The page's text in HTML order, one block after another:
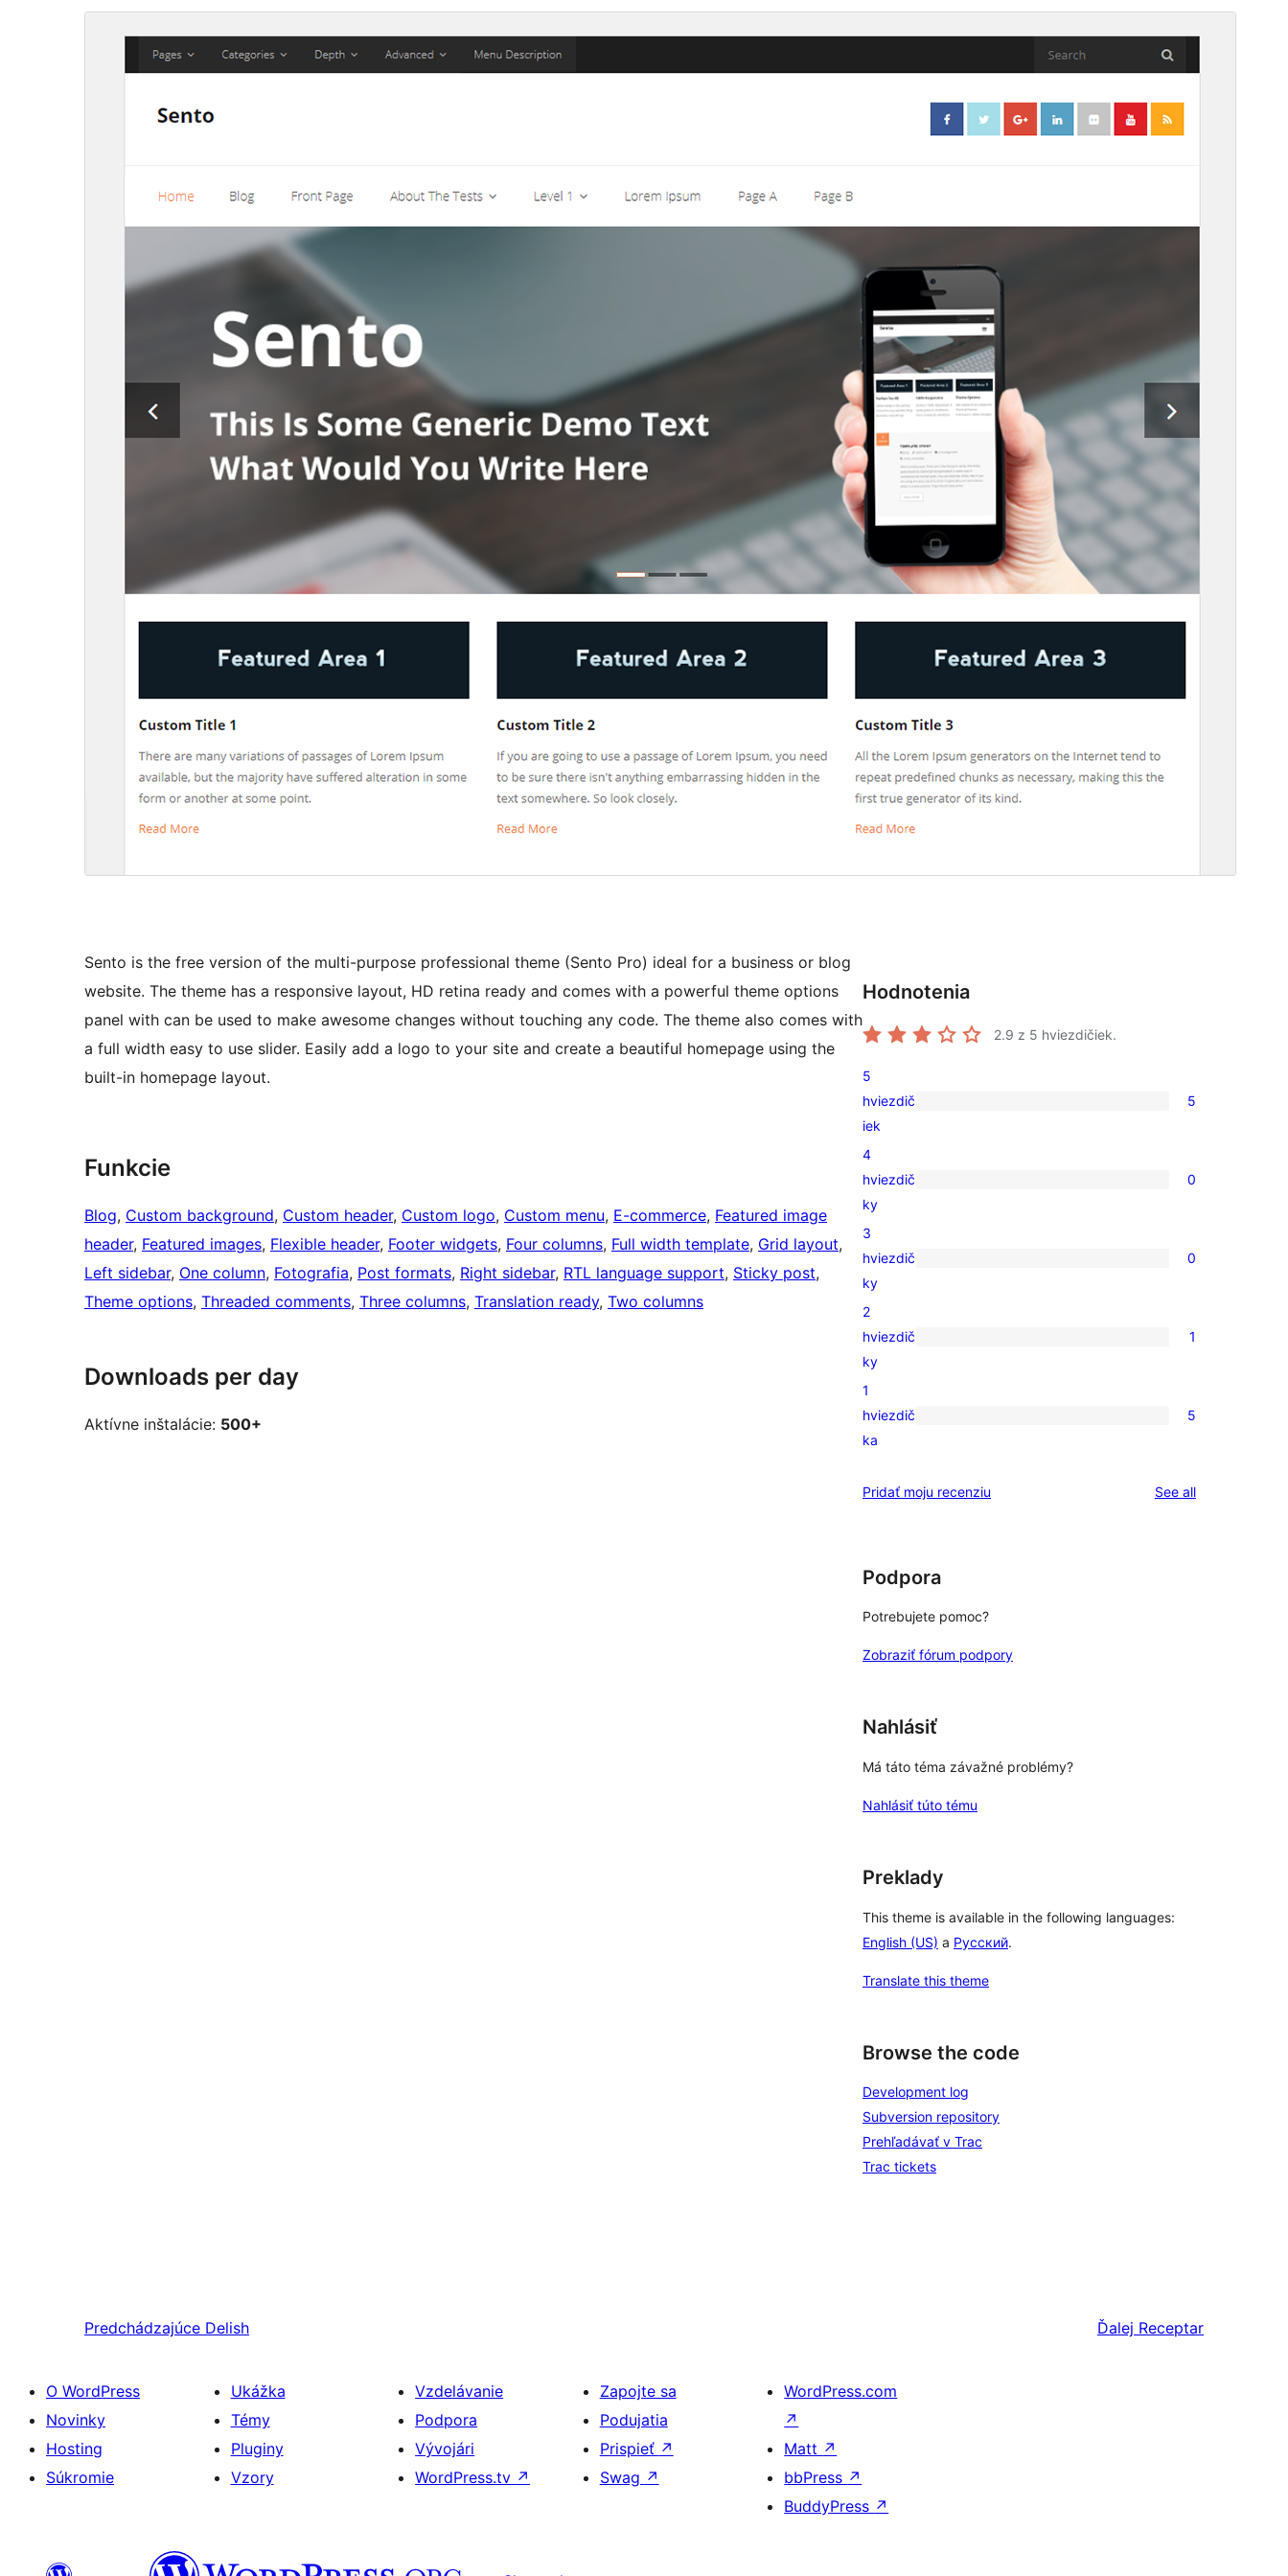
This theme is free but offers additional paid
Stiahnuť
Theme homepage
Sento is the free version of the multi-purpose professional theme (Sento Pro) ideal for a business or blog
website. The theme has a responsive layout, HD retina ready and comes with a powerful theme options
panel with can be used to make awesome changes without touching any code. The theme also comes with
a full width easy to use slider. Easily add a logo to your site and create a beautiful homepage using the
built-in homepage layout.
Funkcie
Blog, Custom background, Custom header, Custom logo, Custom menu, E-commerce, Featured image
header, Featured images, Flexible header, Footer widgets, Four columns, Full width template, Grid layout
Left sidebar, One column, Fotografia, Post formats, Right sidebar, RTL language support, Sticky post
Theme options, Threaded comments, Three columns, Translation ready, Two columns
Downloads per day
Aktívne inštalácie: 500+
Hodnotenia
2.9 z 5 hviezdičiek.
5
recenzií
s
5-
hviezdičkovým
hodnotením
5
hviezdič
iek
5
0
recenzií
s
4-
hviezdičkovým
hodnotením
4
hviezdič
ky
0
0
recenzií
s
3-
hviezdičkovým
hodnotením
3
hviezdič
ky
0
1
recenzia
s
2-
hviezdičkovým
2
hviezdič
ky
1
5
recenzií
1-
1
hviezdič
ka
5
Pridať moju recenziu See allreviews
Podpora
Potrebujete pomoc?
Zobraziť fórum podpory
Nahlásiť
Má táto téma závažné problémy?
Nahlásiť túto tému
Preklady
This theme is available in the following languages:
English (US) a Русский.
Translate this theme
Browse the code
Development log
Subversion repository
Prehľadávať v Trac
Trac tickets
Predchádzajúce Delish Ďalej Receptar
O WordPress
Novinky
Hosting
Súkromie
Ukážka
Témy
Pluginy
Vzory
Vzdelávanie
Podpora
Vývojári
WordPress.tv ↗
Zapojte sa
Podujatia
Prispieť ↗
Swag ↗
WordPress.com
↗
Matt ↗
bbPress ↗
BuddyPress ↗